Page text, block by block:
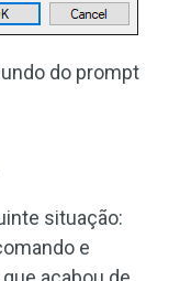
do prompt
situação:
e